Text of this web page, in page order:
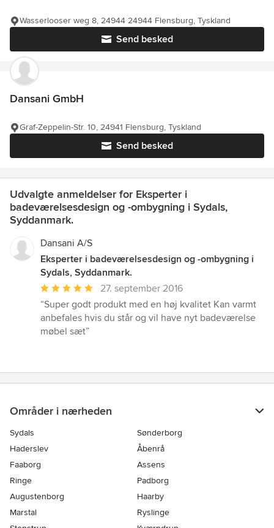
Send besked
Wasserlooser weg 8, 24944 24944 Flensburg, Tyskland
Dansani GmbH
Send besked
Graf-Zeppelin-Str. 10, 24941 Flensburg, Tyskland
Udvalgte anmeldelser for Eksperter i
badeværelsesdesign og -ombygning i Sydals,
Syddanmark.
Dansani A/S
Eksperter i badeværelsesdesign og -ombygning i
Sydals, Syddanmark.
Gennemsnitlig
bedømmelse:
5
ud
27. september 2016
“Super godt produkt med en høj kvalitet Kan varmt
anbefales hvis du står og vil have nyt badeværelse
møbel sæt”
Områder i nærheden
Sydals
Sønderborg
Haderslev
Åbenrå
Faaborg
Assens
Ringe
Padborg
Augustenborg
Haarby
Marstal
Ryslinge